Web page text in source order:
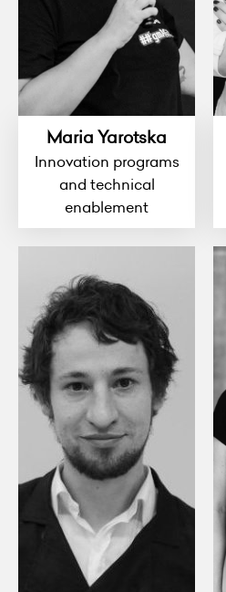
Maria Yarotska
Innovation programs
and technical
enablement